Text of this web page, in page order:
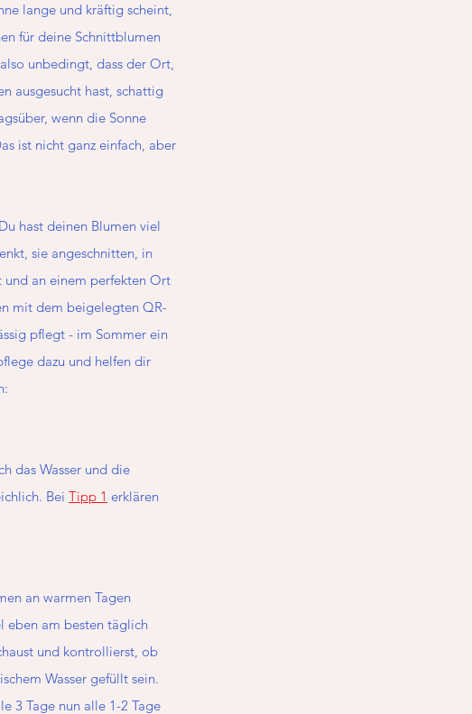
lange und kräftig scheint,
für deine Schnittblumen
unbedingt, dass der Ort,
ausgesucht hast, schattig
wenn die Sonne
ist nicht ganz einfach, aber
hast deinen Blumen viel
sie angeschnitten, in
und an einem perfekten Ort
mit dem beigelegten QR-
pflegt - im Sommer ein
dazu und helfen dir
das Wasser und die
Bei Tipp 1 erklären
an warmen Tagen
eben am besten täglich
und kontrollierst, ob
Wasser gefüllt sein.
3 Tage nun alle 1-2 Tage